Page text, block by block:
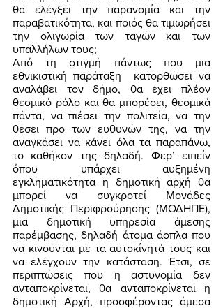
θα ελέγξει την παρανομία και την
παραβατικότητα, και ποιός θα τιμωρήσει
την ολιγωρία των ταγών και των
υπαλλήλων τους;
Από τη στιγμή πάντως που μια
εθνικιστική παράταξη  κατορθώσει να
αναλάβει τον δήμο, θα έχει πλέον
θεσμικό ρόλο και θα μπορέσει, θεσμικά
πάντα, να πιέσει την πολιτεία, να την
θέσει προ των ευθυνών της, να την
αναγκάσει να κάνει όλα τα παραπάνω,
το καθήκον της δηλαδή. Φερ’ ειπείν
όπου υπάρχει αυξημένη
εγκληματικότητα η δημοτική αρχή θα
μπορεί να συγκροτεί Μονάδες
Δημοτικής Περιφρούρησης (ΜΟΔΗΠΕ),
μια δημοτική υπηρεσία άμεσης
παρέμβασης, δηλαδή άτομα άοπλα που
να κινούνται με τα αυτοκίνητά τους και
να ελέγχουν την κατάσταση. Έτσι, σε
περιπτώσεις που η αστυνομία δεν
ανταποκρίνεται, θα ανταποκρίνεται η
δημοτική Αρχή, προσφέροντας άμεσα